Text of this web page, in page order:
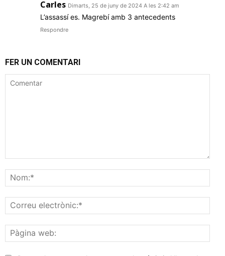
Carles Dimarts, 25 de juny de 2024 A les 2:42 am
L’assassí es. Magrebí amb 3 antecedents
Respondre
FER UN COMENTARI
web: